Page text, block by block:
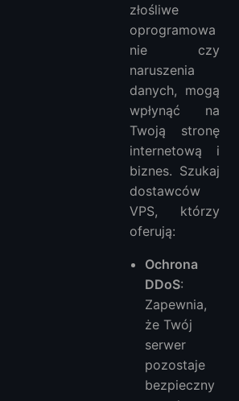
złośliwe
oprogramowa
nie czy
naruszenia
danych, mogą
wpłynąć na
Twoją stronę
internetową i
biznes. Szukaj
dostawców
VPS, którzy
oferują:
Ochrona
DDoS:
Zapewnia,
że Twój
serwer
pozostaje
bezpieczny